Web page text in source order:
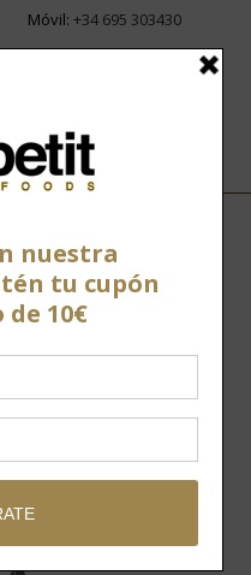
Móvil: +34 695 303430